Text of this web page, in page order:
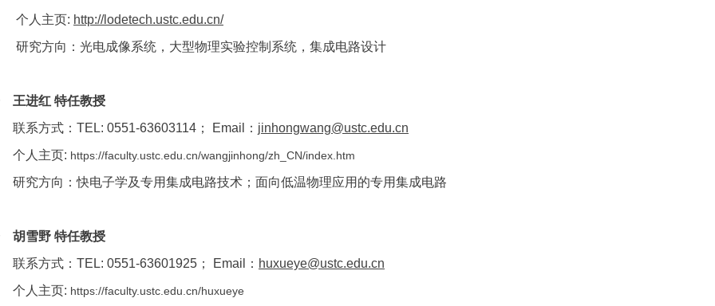
个人主页: http://lodetech.ustc.edu.cn/
研究方向：光电成像系统，大型物理实验控制系统，集成电路设计
进红 特任教授
联系方式：TEL: 0551-63603114； Email： jinhongwang@ustc.edu.cn
个人主页: https://faculty.ustc.edu.cn/wangjinhong/zh_CN/index.htm
研究方向：快电子学及专用集成电路技术；面向低温物理应用的专用集成电路
雪野 特任教授
联系方式：TEL: 0551-63601925； Email： huxueye@ustc.edu.cn
个人主页: https://faculty.ustc.edu.cn/huxueye